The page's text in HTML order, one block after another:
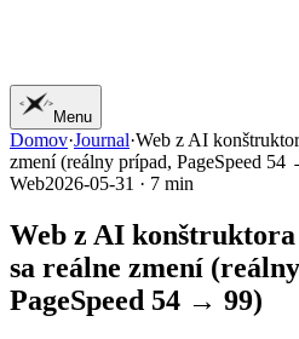
01Domov
02Práca
Žurnál
05Štúdio
06Kontakt
Menu
Domov·Journal·Web z AI
zmení (reálny prípad, PageSpeed
Web2026-05-31 · 7 min
Web z AI konštruktora
sa reálne zmení
PageSpeed 54 → 99)